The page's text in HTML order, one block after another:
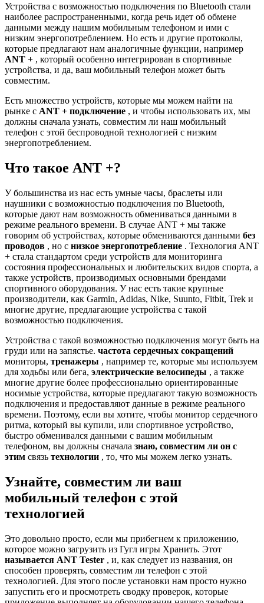
Устройства с возможностью подключения по Bluetooth стали
наиболее распространенными, когда речь идет об обмене
данными между нашим мобильным телефоном и ими с
низким энергопотреблением. Но есть и другие протоколы,
которые предлагают нам аналогичные функции, например
ANT + , который особенно интегрирован в спортивные
устройства, и да, ваш мобильный телефон может быть
совместим.
Есть множество устройств, которые мы можем найти на
рынке с ANT + подключение , и чтобы использовать их, мы
должны сначала узнать, совместим ли наш мобильный
телефон с этой беспроводной технологией с низким
энергопотреблением.
Что такое ANT +?
У большинства из нас есть умные часы, браслеты или
наушники с возможностью подключения по Bluetooth,
которые дают нам возможность обмениваться данными в
режиме реального времени. В случае ANT + мы также
говорим об устройствах, которые обмениваются данными без
проводов , но с низкое энергопотребление . Технология ANT
+ стала стандартом среди устройств для мониторинга
состояния профессиональных и любительских видов спорта, а
также устройств, производимых основными брендами
спортивного оборудования. У нас есть такие крупные
производители, как Garmin, Adidas, Nike, Suunto, Fitbit, Trek и
многие другие, предлагающие устройства с такой
возможностью подключения.
Устройства с такой возможностью подключения могут быть на
груди или на запястье. частота сердечных сокращений
мониторы, тренажеры , например те, которые мы используем
для ходьбы или бега, электрические велосипеды , а также
многие другие более профессионально ориентированные
носимые устройства, которые предлагают такую ​​возможность
подключения и предоставляют данные в режиме реального
времени. Поэтому, если вы хотите, чтобы монитор сердечного
ритма, который вы купили, или спортивное устройство,
быстро обменивался данными с вашим мобильным
телефоном, вы должны сначала знаю, совместим ли он с
этим связь технологии , то, что мы можем легко узнать.
Узнайте, совместим ли ваш
мобильный телефон с этой
технологией
Это довольно просто, если мы прибегнем к приложению,
которое можно загрузить из Гугл игры Хранить. Этот
называется ANT Tester , и, как следует из названия, он
способен проверять, совместим ли телефон с этой
технологией. Для этого после установки нам просто нужно
запустить его и просмотреть сводку проверок, которые